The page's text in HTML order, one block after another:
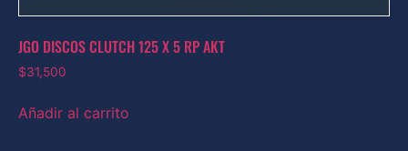
JGO DISCOS CLUTCH 125 X 5 RP AKT
$31,500
Añadir al carrito